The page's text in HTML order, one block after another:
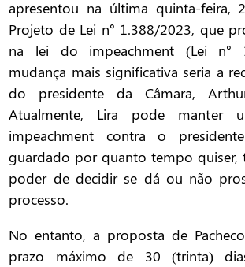
apresentou na última quinta-feira,
Projeto de Lei n° 1.388/2023, que
na lei do impeachment (Lei n°
mudança mais significativa seria a
do presidente da Câmara,
Atualmente, Lira pode manter
impeachment contra o
guardado por quanto tempo quiser,
poder de decidir se dá ou não
processo.
No entanto, a proposta de
prazo máximo de 30 (trinta)